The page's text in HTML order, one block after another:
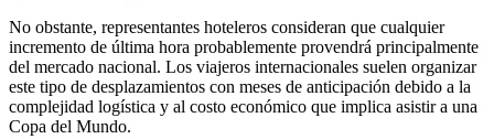
No obstante, representantes hoteleros consideran que cualquier
incremento de última hora probablemente provendrá principalmente
del mercado nacional. Los viajeros internacionales suelen organizar
este tipo de desplazamientos con meses de anticipación debido a la
complejidad logística y al costo económico que implica asistir a una
Copa del Mundo.